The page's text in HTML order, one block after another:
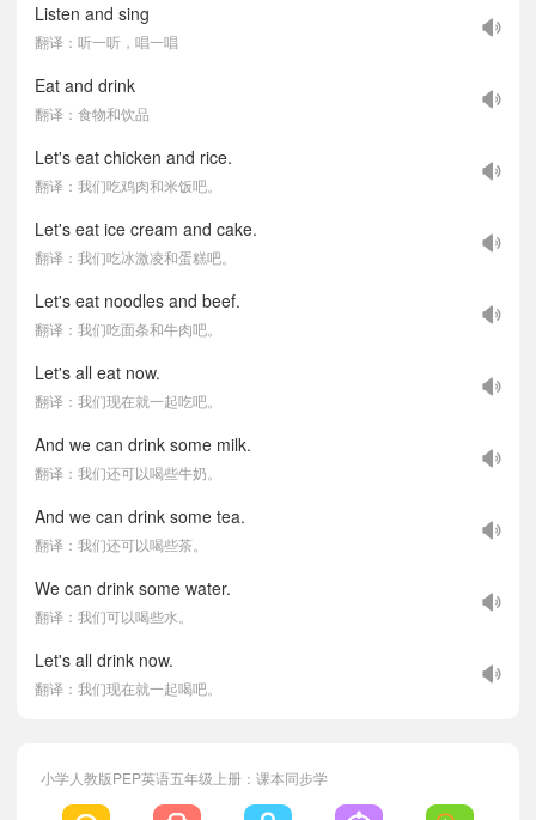
Listen and sing
翻译：听一听，唱一唱
Eat and drink
翻译：食物和饮品
Let's eat chicken and rice.
翻译：我们吃鸡肉和米饭吧。
Let's eat ice cream and cake.
翻译：我们吃冰激凌和蛋糕吧。
Let's eat noodles and beef.
翻译：我们吃面条和牛肉吧。
Let's all eat now.
翻译：我们现在就一起吃吧。
And we can drink some milk.
翻译：我们还可以喝些牛奶。
And we can drink some tea.
翻译：我们还可以喝些茶。
We can drink some water.
翻译：我们可以喝些水。
Let's all drink now.
翻译：我们现在就一起喝吧。
小学人教版PEP英语五年级上册：课本同步学